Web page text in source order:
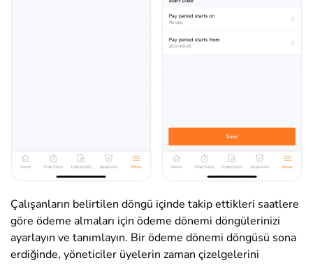
Çalışanların belirtilen döngü içinde takip ettikleri saatlere
göre ödeme almaları için ödeme dönemi döngülerinizi
ayarlayın ve tanımlayın. Bir ödeme dönemi döngüsü sona
erdiğinde, yöneticiler üyelerin zaman çizelgelerini